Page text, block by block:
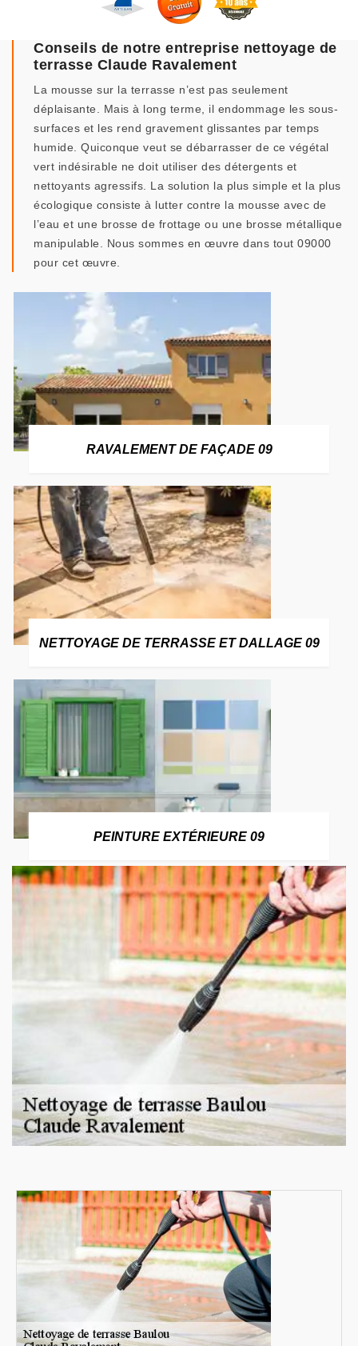
Conseils de notre entreprise nettoyage de
terrasse Claude Ravalement
La mousse sur la terrasse n’est pas seulement
déplaisante. Mais à long terme, il endommage les sous-
surfaces et les rend gravement glissantes par temps
humide. Quiconque veut se débarrasser de ce végétal
vert indésirable ne doit utiliser des détergents et
nettoyants agressifs. La solution la plus simple et la plus
écologique consiste à lutter contre la mousse avec de
l’eau et une brosse de frottage ou une brosse métallique
manipulable. Nous sommes en œuvre dans tout 09000
pour cet œuvre.
RAVALEMENT DE FAÇADE 09
NETTOYAGE DE TERRASSE ET DALLAGE 09
PEINTURE EXTÉRIEURE 09